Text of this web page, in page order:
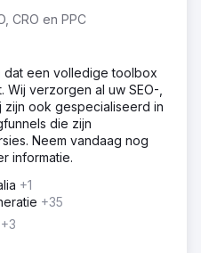
CRO en PPC
dat een volledige toolbox
verzorgen al uw SEO-,
zijn ook gespecialiseerd in
die zijn
Neem vandaag nog
informatie.
+1
+35
+3